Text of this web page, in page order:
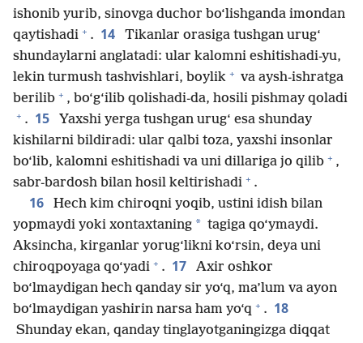
ishonib yurib, sinovga duchor bo‘lishganda imondan
qaytishadi + . 14
Tikanlar orasiga tushgan urug‘
shundaylarni anglatadi: ular kalomni eshitishadi-yu,
lekin turmush tashvishlari, boylik + va aysh-ishratga
berilib + , bo‘g‘ilib qolishadi-da, hosili pishmay qoladi
+ . 15
Yaxshi yerga tushgan urug‘ esa shunday
kishilarni bildiradi: ular qalbi toza, yaxshi insonlar
bo‘lib, kalomni eshitishadi va uni dillariga jo qilib + ,
sabr-bardosh bilan hosil keltirishadi + .
16
Hech kim chiroqni yoqib, ustini idish bilan
yopmaydi yoki xontaxtaning * tagiga qo‘ymaydi.
Aksincha, kirganlar yorug‘likni ko‘rsin, deya uni
chiroqpoyaga qo‘yadi + . 17
Axir oshkor
bo‘lmaydigan hech qanday sir yo‘q, ma’lum va ayon
bo‘lmaydigan yashirin narsa ham yo‘q + . 18
Shunday ekan, qanday tinglayotganingizga diqqat